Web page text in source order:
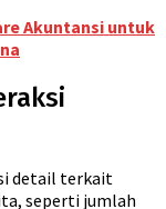
Akuntansi untuk
detail terkait
seperti jumlah